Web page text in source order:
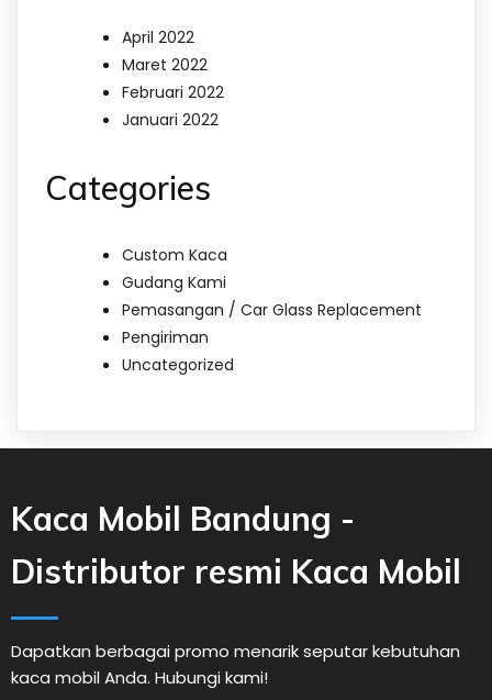
April 2022
Maret 2022
Februari 2022
Januari 2022
Categories
Custom Kaca
Gudang Kami
Pemasangan / Car Glass Replacement
Pengiriman
Uncategorized
Kaca Mobil Bandung -
Distributor resmi Kaca Mobil
Dapatkan berbagai promo menarik seputar kebutuhan
kaca mobil Anda. Hubungi kami!